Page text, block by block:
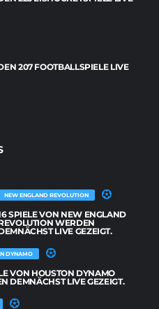
207 FOOTBALLSPIELE LIVE
NEW ENGLAND REVOLUTION
SPIELE VON NEW ENGLAND
WERDEN
LIVE GEZEIGT.
DYNAMO
VON HOUSTON DYNAMO
DEMNÄCHST LIVE GEZEIGT.